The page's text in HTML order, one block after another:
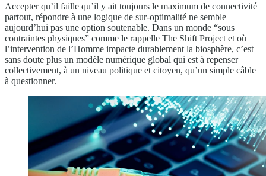
Accepter qu’il faille qu’il y ait toujours le maximum de connectivité
partout, répondre à une logique de sur-optimalité ne semble
aujourd’hui pas une option soutenable. Dans un monde “sous
contraintes physiques” comme le rappelle The Shift Project et où
l’intervention de l’Homme impacte durablement la biosphère, c’est
sans doute plus un modèle numérique global qui est à repenser
collectivement, à un niveau politique et citoyen, qu’un simple câble
à questionner.